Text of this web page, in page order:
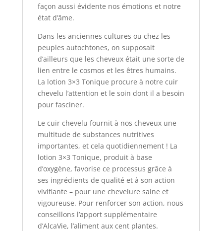
façon aussi évidente nos émotions et notre
état d’âme.
Dans les anciennes cultures ou chez les
peuples autochtones, on supposait
d’ailleurs que les cheveux était une sorte de
lien entre le cosmos et les êtres humains.
La lotion 3×3 Tonique procure à notre cuir
chevelu l’attention et le soin dont il a besoin
pour fasciner.
Le cuir chevelu fournit à nos cheveux une
multitude de substances nutritives
importantes, et cela quotidiennement ! La
lotion 3×3 Tonique, produit à base
d’oxygène, favorise ce processus grâce à
ses ingrédients de qualité et à son action
vivifiante – pour une chevelure saine et
vigoureuse. Pour renforcer son action, nous
conseillons l’apport supplémentaire
d’AlcaVie, l’aliment aux cent plantes.